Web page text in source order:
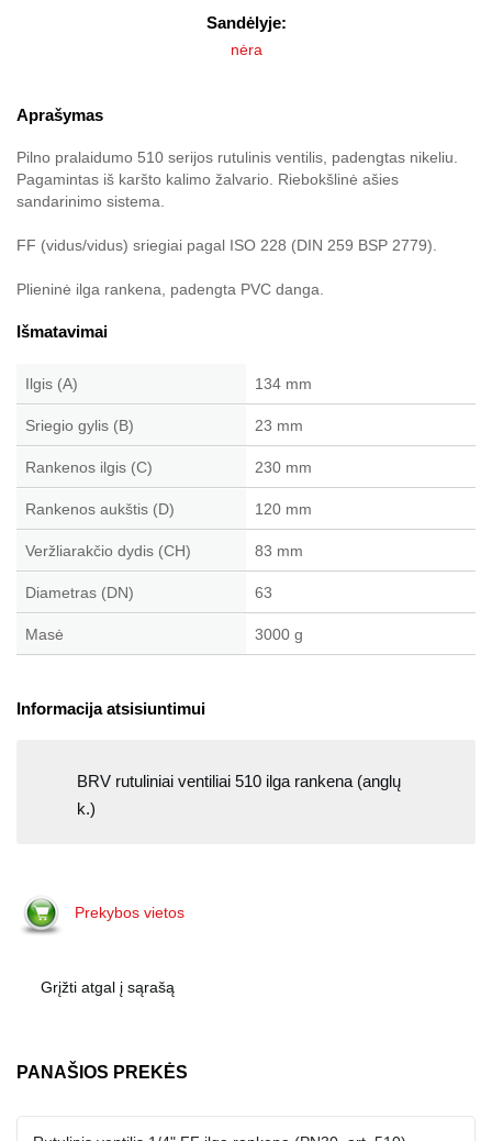
Sandėlyje:
nėra
Aprašymas
Pilno pralaidumo 510 serijos rutulinis ventilis, padengtas nikeliu.
Pagamintas iš karšto kalimo žalvario. Riebokšlinė ašies
sandarinimo sistema.
FF (vidus/vidus) sriegiai pagal ISO 228 (DIN 259 BSP 2779).
Plieninė ilga rankena, padengta PVC danga.
Išmatavimai
Ilgis (A) 134 mm
Sriegio gylis (B) 23 mm
Rankenos ilgis (C) 230 mm
Rankenos aukštis (D) 120 mm
Veržliarakčio dydis (CH) 83 mm
Diametras (DN) 63
Masė 3000 g
Informacija atsisiuntimui
BRV rutuliniai ventiliai 510 ilga rankena (anglų
k.)
Prekybos vietos
Grįžti atgal į sąrašą
PANAŠIOS PREKĖS